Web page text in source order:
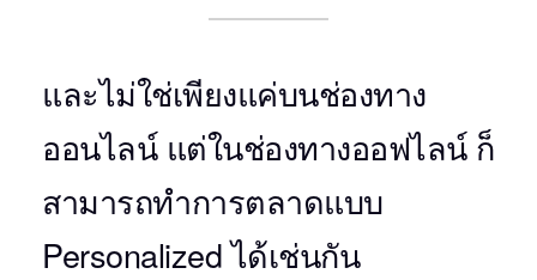
และไม่ใช่เพียงแค่บนช่องทาง
ออนไลน์ แต่ในช่องทางออฟไลน์ ก็
สามารถทำการตลาดแบบ
Personalized ได้เช่นกัน